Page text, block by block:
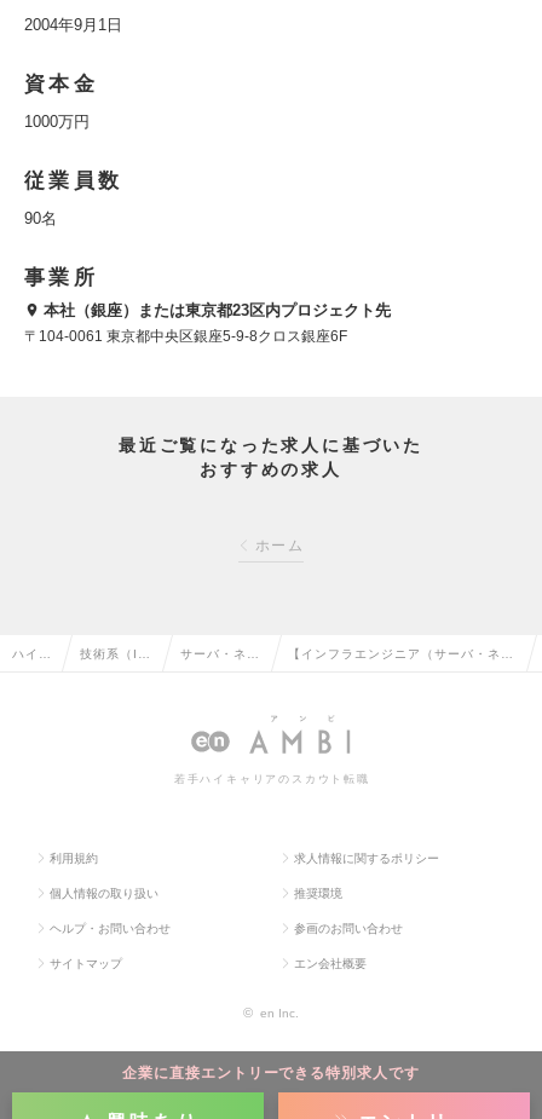
2004年9月1日
資本金
1000万円
従業員数
90名
事業所
本社（銀座）または東京都23区内プロジェクト先
〒104-0061 東京都中央区銀座5-9-8クロス銀座6F
最近ご覧になった求人に基づいた
おすすめの求人
ホーム
企業に直接エントリーできる特別求人です
ハイク 技術系（I サーバ・ネッ
ジニアの転職
【インフラエンジニア（サーバ・ネッ
100％｜10期連続成長中の求人情報
若手ハイキャリアのスカウト転職
利用規約 求人情報に関するポリシー
個人情報の取り扱い 推奨環境
ヘルプ・お問い合わせ 参画のお問い合わせ
サイトマップ エン会社概要
© en Inc.